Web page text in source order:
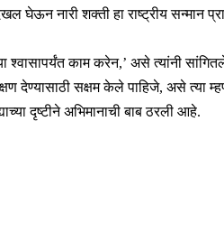
घेऊन नारी शक्ती हा राष्ट्रीय सन्मान
श्वासापर्यंत काम करेन,’ असे त्यांनी
देण्यासाठी सक्षम केले पाहिजे, असे त्या
दृष्टीने अभिमानाची बाब ठरली आहे.